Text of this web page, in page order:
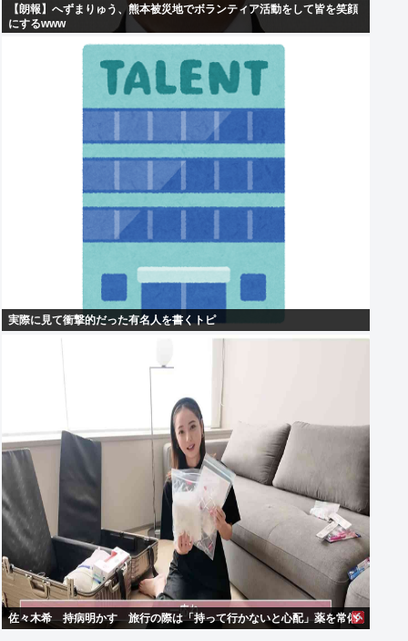
【朗報】へずまりゅう、熊本被災地でボランティア活動をして皆を笑顔
にするwww
実際に見て衝撃的だった有名人を書くトピ
佐々木希 持病明かす 旅行の際は「持って行かないと心配」薬を常備